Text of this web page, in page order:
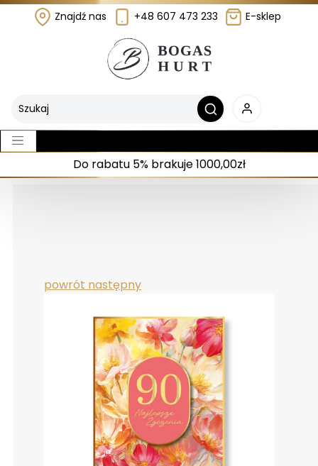
Znajdź nas +48 607 473 233 E-sklep
Do rabatu 5% brakuje 1000,00zł
powrót następny